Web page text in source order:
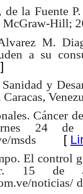
de la Fuente
Hill;
M.
a su
]
y
Cáncer
24 de
msds [
El control
15 de
noticias/